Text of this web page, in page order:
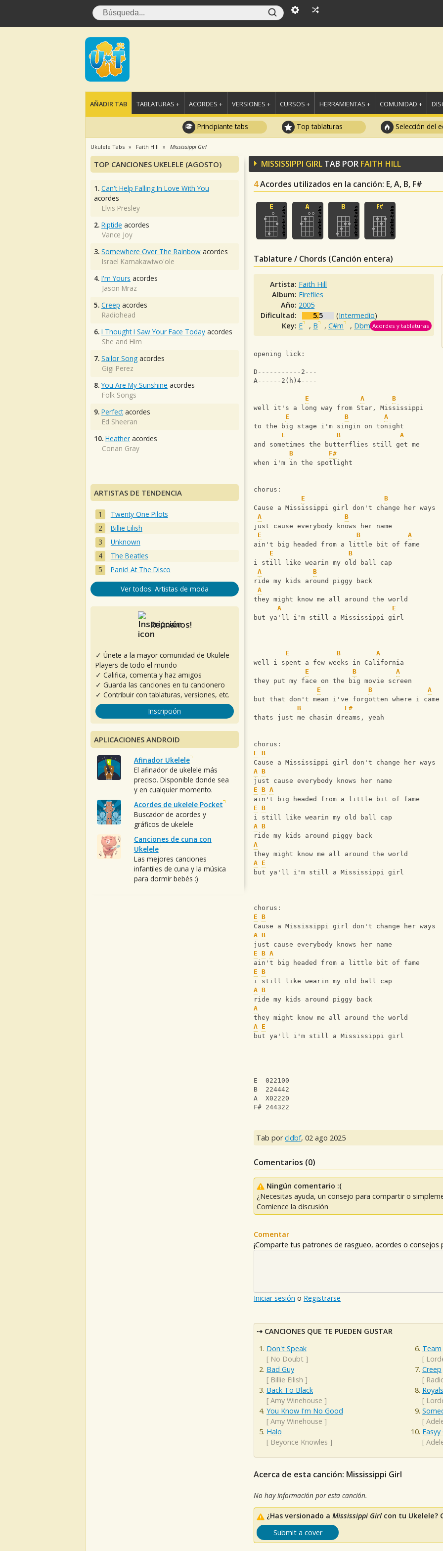
AÑADIR TAB TABLATURAS + ACORDES + VERSIONES + CURSOS + HERRAMIENTAS + COMUNIDAD +
Principiante tabs Top tablaturas Selección del
Ukulele Tabs Faith Hill Mississippi Girl
MISSISSIPPI GIRL TAB POR FAITH HILL
4Acordes utilizados en la canción: E, A, B, F#
Tablature / Chords (Canción entera)
Artista: Faith Hill
Album: Fireflies
Año: 2005
Dificultad:
5.5 (Intermedio)
Key: E , B ,C#m , Dbm ,G#m
Acordes y tablaturas
opening lick:
D-----------2---
A------2(h)4----
E A
B
well it's a long way from Star, Mississippi
E
B
A
to the big stage i'm singin on tonight
E
B
A
and sometimes the butterflies still get me
B
F#
when i'm in the spotlight
chorus:
E
B
Cause a Mississippi girl don't change her ways
A
B
just cause everybody knows her name
E
B
A
ain't big headed from a little bit of fame
E
B
i still like wearin my old ball cap
A
B
ride my kids around piggy back
A
they might know me all around the world
A
E
but ya'll i'm still a Mississippi girl
E B
A
well i spent a few weeks in California
E
B
A
they put my face on the big movie screen
E
B
A
but that don't mean i've forgotten where i came
B
F#
thats just me chasin dreams, yeah
chorus:
E B
Cause a Mississippi girl don't change her ways
A B
just cause everybody knows her name
E B A
ain't big headed from a little bit of fame
E B
i still like wearin my old ball cap
A B
ride my kids around piggy back
A
they might know me all around the world
A E
but ya'll i'm still a Mississippi girl
chorus:
E B
Cause a Mississippi girl don't change her ways
A B
just cause everybody knows her name
E B A
ain't big headed from a little bit of fame
E B
i still like wearin my old ball cap
A B
ride my kids around piggy back
A
they might know me all around the world
A E
but ya'll i'm still a Mississippi girl
E  022100
B  224442
A  X02220
F# 244322
Tab porcldbf, 02 ago 2025
Comentarios (0)
Ningún comentario :(
¿Necesitas ayuda, un consejo para compartir o
Comience la discusión
Comentar
¡Comparte tus patrones de rasgueo, acordes o
Iniciar sesión o Registrarse
CANCIONES QUE TE PUEDEN GUSTAR
Don't Speak
[ No Doubt ]
Bad Guy
[ Billie Eilish ]
Back To Black
[ Amy Winehouse ]
You Know I'm No Good
[ Amy Winehouse ]
Halo
[ Beyonce Knowles ]
Team
[
Creep
[
Royals
[
[
[
Acerca de esta canción: Mississippi Girl
No hay información por esta canción.
¿Has versionado a Mississippi Girlcon tu Ukelele?
Submit a cover
TOP CANCIONES UKELELE (AGOSTO)
1. Can't Help Falling In Love With You
acordes
Elvis Presley
2. Riptide acordes
Vance Joy
3. Somewhere Over The Rainbow acordes
Israel Kamakawiwo'ole
4. I'm Yours acordes
Jason Mraz
5. Creep acordes
Radiohead
6. I Thought I Saw Your Face Today acordes
She and Him
7. Sailor Song acordes
Gigi Perez
8. You Are My Sunshine acordes
Folk Songs
9. Perfectacordes
Ed Sheeran
10. Heather acordes
Conan Gray
ARTISTAS DE TENDENCIA
Twenty One Pilots
Billie Eilish
Unknown
The Beatles
Panic! At The Disco
Ver todos: Artistas de moda
Reúnanos!
✓ Únete a la mayor comunidad de Ukulele
Players de todo el mundo
✓ Califica, comenta y haz amigos
✓ Guarda las canciones en tu cancionero
✓ Contribuir con tablaturas, versiones, etc.
Inscripción
APLICACIONES ANDROID
Afinador Ukelele
El afinador de ukelele más
preciso. Disponible donde sea
y en cualquier momento.
Acordes de ukelele Pocket
Buscador de acordes y
gráficos de ukelele
Canciones de cuna con
Ukelele
Las mejores canciones
infantiles de cuna y la música
para dormir bebés :)